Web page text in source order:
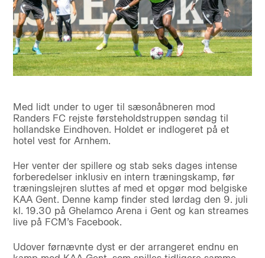
Med lidt under to uger til sæsonåbneren mod
Randers FC rejste førsteholdstruppen søndag til
hollandske Eindhoven. Holdet er indlogeret på et
hotel vest for Arnhem.
Her venter der spillere og stab seks dages intense
forberedelser inklusiv en intern træningskamp, før
træningslejren sluttes af med et opgør mod belgiske
KAA Gent. Denne kamp finder sted lørdag den 9. juli
kl. 19.30 på Ghelamco Arena i Gent og kan streames
live på FCM’s Facebook.
Udover førnævnte dyst er der arrangeret endnu en